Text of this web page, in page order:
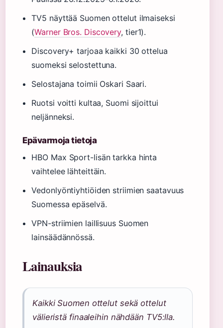
TV5 näyttää Suomen ottelut ilmaiseksi
(Warner Bros. Discovery, tier1).
Discovery+ tarjoaa kaikki 30 ottelua
suomeksi selostettuna.
Selostajana toimii Oskari Saari.
Ruotsi voitti kultaa, Suomi sijoittui
neljänneksi.
Epävarmoja tietoja
HBO Max Sport-lisän tarkka hinta
vaihtelee lähteittäin.
Vedonlyöntiyhtiöiden striimien saatavuus
Suomessa epäselvä.
VPN-striimien laillisuus Suomen
lainsäädännössä.
Lainauksia
Kaikki Suomen ottelut sekä ottelut
välieristä finaaleihin nähdään TV5:lla.